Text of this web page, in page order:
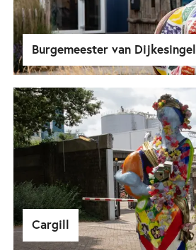
Burgemeester van Dijkesingel
Cargill